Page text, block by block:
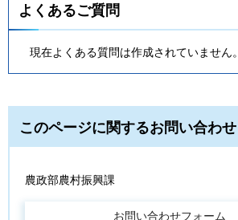
よくあるご質問
現在よくある質問は作成されていません。
このページに関するお問い合わせ
農政部農村振興課